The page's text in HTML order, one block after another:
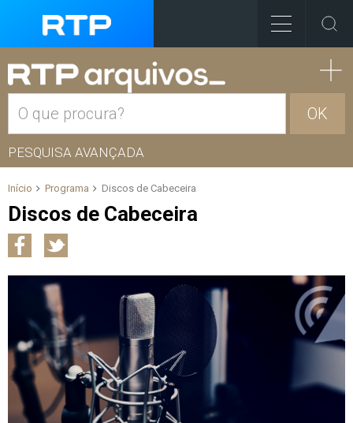
OK
PESQUISA AVANÇADA
Início Programa Discos de Cabeceira
Discos de Cabeceira